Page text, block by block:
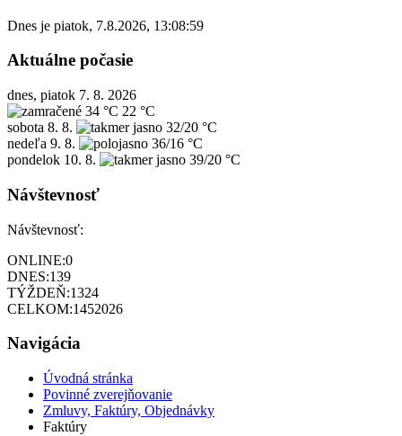
Dnes je piatok, 7.8.2026, 13:08:59
Aktuálne počasie
dnes, piatok 7. 8. 2026
34 °C 22 °C
sobota 8. 8.
32/20 °C
nedeľa 9. 8.
36/16 °C
pondelok 10. 8. 39/20 °C
Návštevnosť
Návštevnosť:
ONLINE:0
DNES:139
TÝŽDEŇ:1324
CELKOM:1452026
Navigácia
Úvodná stránka
Povinné zverejňovanie
Zmluvy, Faktúry, Objednávky
Faktúry